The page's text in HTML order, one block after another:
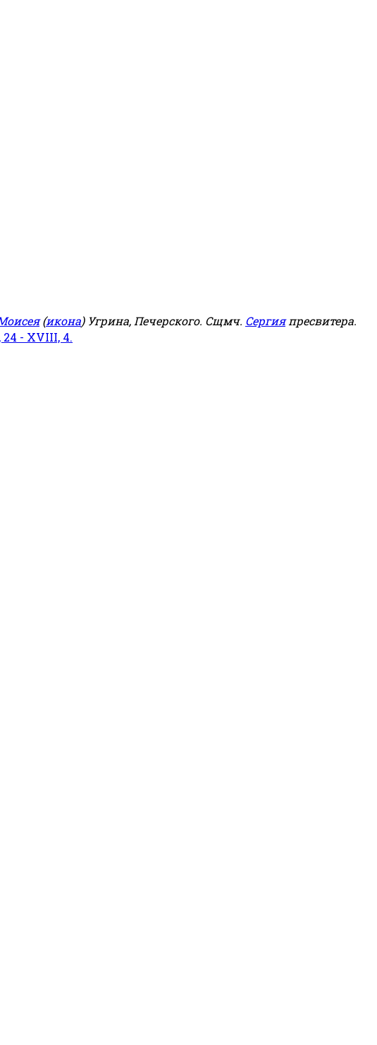
(икона) Угрина, Печерского. Сщмч. Сергияпресвитера.
- XVIII, 4.